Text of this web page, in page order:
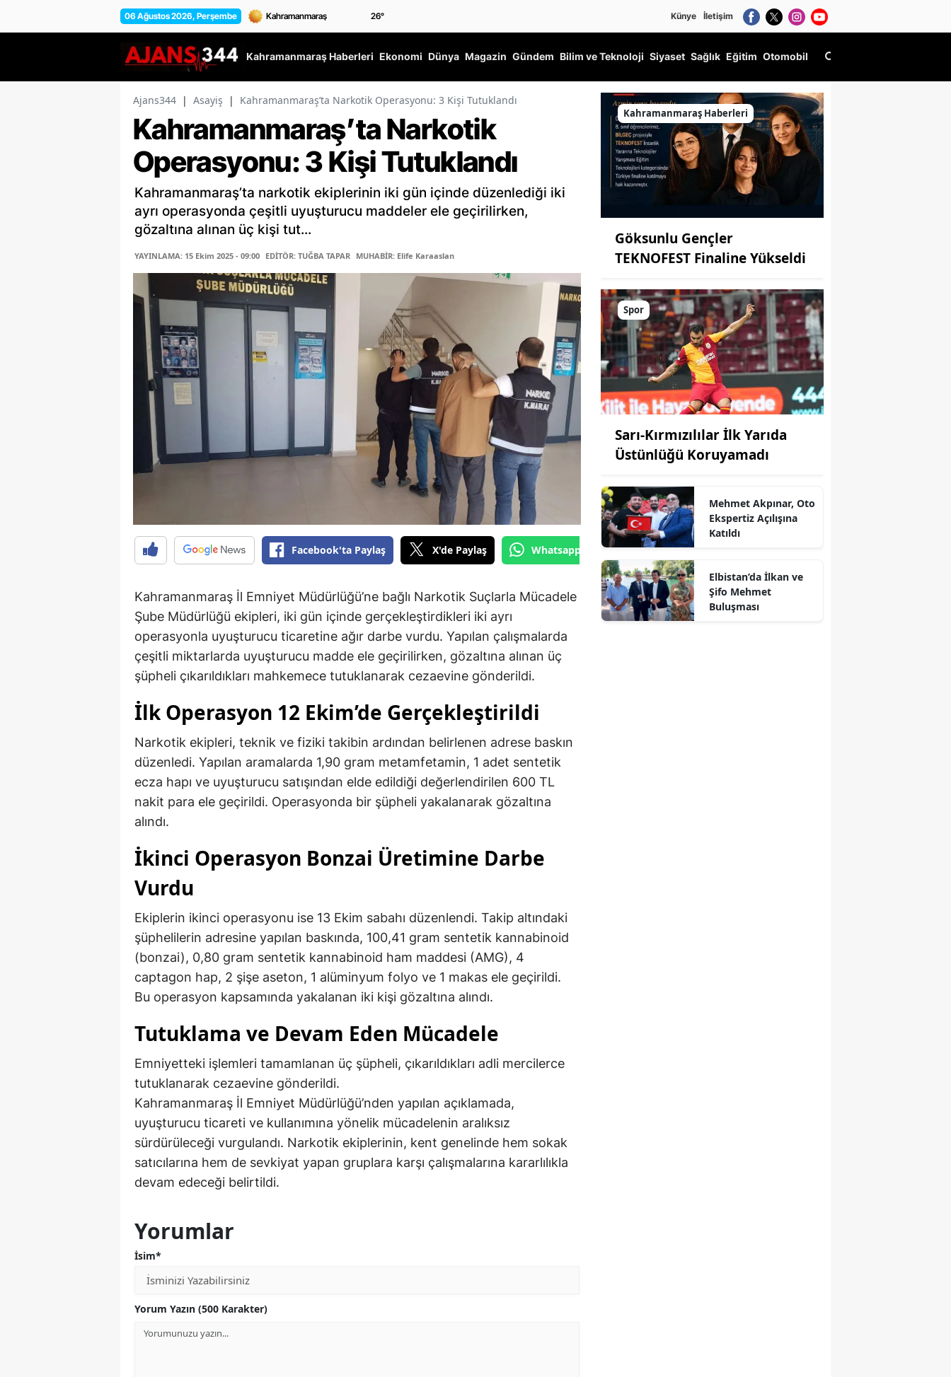
06 Ağustos 2026, Perşembe 26° Künye İletişim
Kahramanmaraş Haberleri Ekonomi Dünya Magazin Gündem Bilim ve Teknoloji Siyaset Sağlık Eğitim Otomobil
Ajans344 | Asayiş | Kahramanmaraş’ta Narkotik Operasyonu: 3 Kişi Tutuklandı
Kahramanmaraş’ta Narkotik
Operasyonu: 3 Kişi Tutuklandı
Kahramanmaraş’ta narkotik ekiplerinin iki gün içinde düzenlediği iki
ayrı operasyonda çeşitli uyuşturucu maddeler ele geçirilirken,
gözaltına alınan üç kişi tut...
YAYINLAMA: 15 Ekim 2025 - 09:00 EDİTÖR: TUĞBA TAPAR MUHABİR: Elife Karaaslan
Facebook'ta Paylaş X'de Paylaş Whatsapp'tan Gönder
Kahramanmaraş İl Emniyet Müdürlüğü’ne bağlı Narkotik Suçlarla Mücadele
Şube Müdürlüğü ekipleri, iki gün içinde gerçekleştirdikleri iki ayrı
operasyonla uyuşturucu ticaretine ağır darbe vurdu. Yapılan çalışmalarda
çeşitli miktarlarda uyuşturucu madde ele geçirilirken, gözaltına alınan üç
şüpheli çıkarıldıkları mahkemece tutuklanarak cezaevine gönderildi.
İlk Operasyon 12 Ekim’de Gerçekleştirildi
Narkotik ekipleri, teknik ve fiziki takibin ardından belirlenen adrese baskın
düzenledi. Yapılan aramalarda 1,90 gram metamfetamin, 1 adet sentetik
ecza hapı ve uyuşturucu satışından elde edildiği değerlendirilen 600 TL
nakit para ele geçirildi. Operasyonda bir şüpheli yakalanarak gözaltına
alındı.
İkinci Operasyon Bonzai Üretimine Darbe
Vurdu
Ekiplerin ikinci operasyonu ise 13 Ekim sabahı düzenlendi. Takip altındaki
şüphelilerin adresine yapılan baskında, 100,41 gram sentetik kannabinoid
(bonzai), 0,80 gram sentetik kannabinoid ham maddesi (AMG), 4
captagon hap, 2 şişe aseton, 1 alüminyum folyo ve 1 makas ele geçirildi.
Bu operasyon kapsamında yakalanan iki kişi gözaltına alındı.
Tutuklama ve Devam Eden Mücadele
Emniyetteki işlemleri tamamlanan üç şüpheli, çıkarıldıkları adli mercilerce
tutuklanarak cezaevine gönderildi.
Kahramanmaraş İl Emniyet Müdürlüğü’nden yapılan açıklamada,
uyuşturucu ticareti ve kullanımına yönelik mücadelenin aralıksız
sürdürüleceği vurgulandı. Narkotik ekiplerinin, kent genelinde hem sokak
satıcılarına hem de sevkiyat yapan gruplara karşı çalışmalarına kararlılıkla
devam edeceği belirtildi.
Yorumlar
İsim*
Yorum Yazın (500 Karakter)
Kahramanmaraş Haberleri
Göksunlu Gençler
TEKNOFEST Finaline Yükseldi
Spor
Sarı-Kırmızılılar İlk Yarıda
Üstünlüğü Koruyamadı
Mehmet Akpınar, Oto
Ekspertiz Açılışına
Katıldı
Elbistan’da İlkan ve
Şifo Mehmet
Buluşması